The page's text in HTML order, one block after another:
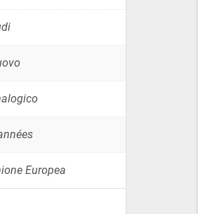
(W245),
2004-
2012
quantity
Europea